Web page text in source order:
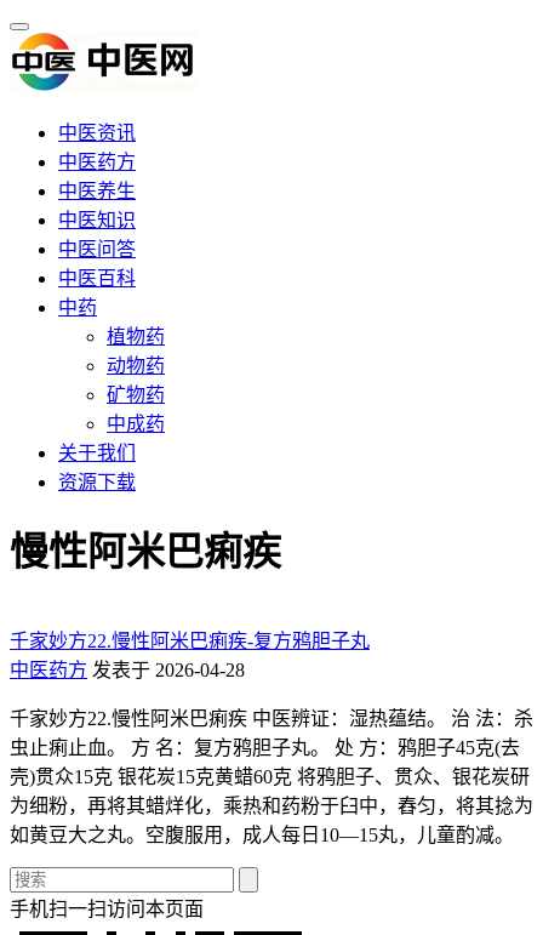
中医资讯
中医药方
中医养生
中医知识
中医问答
中医百科
中药
植物药
动物药
矿物药
中成药
关于我们
资源下载
慢性阿米巴痢疾
千家妙方22.慢性阿米巴痢疾-复方鸦胆子丸
中医药方 发表于 2026-04-28
千家妙方22.慢性阿米巴痢疾 中医辨证：湿热蕴结。 治 法：杀
虫止痢止血。 方 名：复方鸦胆子丸。 处 方：鸦胆子45克(去
壳)贯众15克 银花炭15克黄蜡60克 将鸦胆子、贯众、银花炭研
为细粉，再将其蜡烊化，乘热和药粉于臼中，舂匀，将其捻为
如黄豆大之丸。空腹服用，成人每日10—15丸，儿童酌减。
手机扫一扫访问本页面